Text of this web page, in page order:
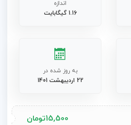
اندازه
1.16 گیگابایت
به روز شده در
22 اردیبهشت 1401
15,500تومان